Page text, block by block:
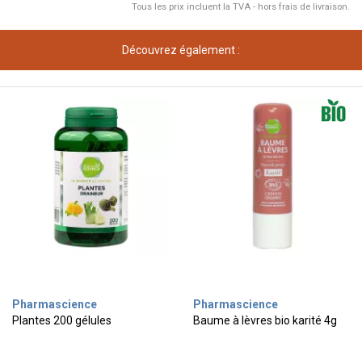
Tous les prix incluent la TVA - hors frais de livraison.
Découvrez également :
Pharmascience
Plantes 200 gélules
Pharmascience
Baume à lèvres bio karité 4g